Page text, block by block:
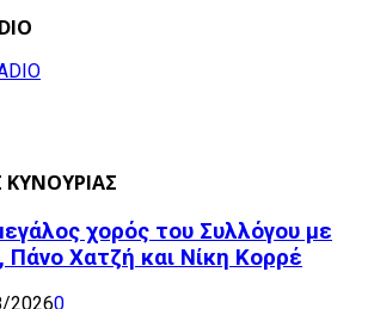
χορός του Συλλόγου με
Χατζή και Νίκη Κορρέ
20260